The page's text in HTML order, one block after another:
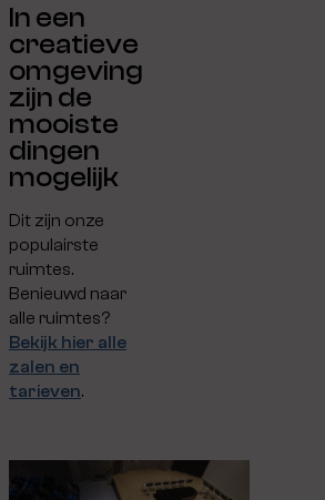
In een
creatieve
omgeving
zijn de
mooiste
dingen
mogelijk
Dit zijn onze
populairste
ruimtes.
Benieuwd naar
alle ruimtes?
Bekijk hier alle
zalen en
tarieven.